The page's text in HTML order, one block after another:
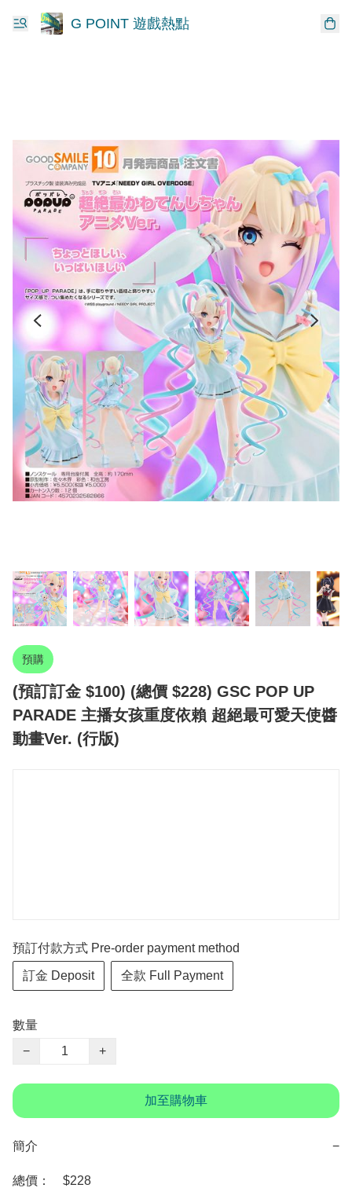
G POINT 遊戲熱點
預購
(預訂訂金 $100) (總價 $228) GSC POP UP
PARADE 主播女孩重度依賴 超絕最可愛天使醬
動畫Ver. (行版)
預訂付款方式 Pre-order payment method
訂金 Deposit 全款 Full Payment
數量
−
+
加至購物車
簡介 −
總價：　$228